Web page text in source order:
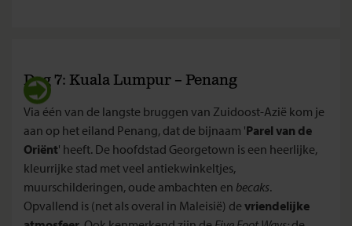
Dag 7: Kuala Lumpur – Penang
Via één van de langste bruggen van Zuidoost-Azië kom je
aan op het eiland Penang, dat de bijnaam 'Parel van de
Oriënt' heeft. De hoofdstad Georgetown is een heerlijke,
kleurrijke stad met veel antiekwinkeltjes,
muurschilderingen, oude ambachten en becaks.
Opvallend is (net als overal in Maleisië) de vriendelijke